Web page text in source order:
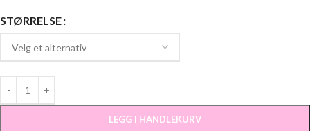
STØRRELSE
LEGG I HANDLEKURV